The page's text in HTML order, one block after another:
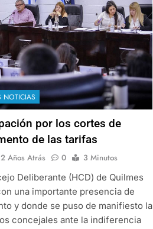
NOTICIAS
por los cortes de
de las tarifas
2 Años Atrás 0
3 Minutos
Deliberante (HCD) de Quilmes
una importante presencia de
y donde se puso de manifiesto la
concejales ante la indiferencia